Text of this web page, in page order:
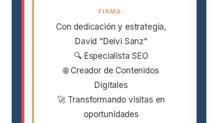
FIRMA:
Con dedicación y estrategia,
David "Deivi Sanz"
🔍 Especialista SEO
🌐 Creador de Contenidos
Digitales
🚀 Transformando visitas en
oportunidades